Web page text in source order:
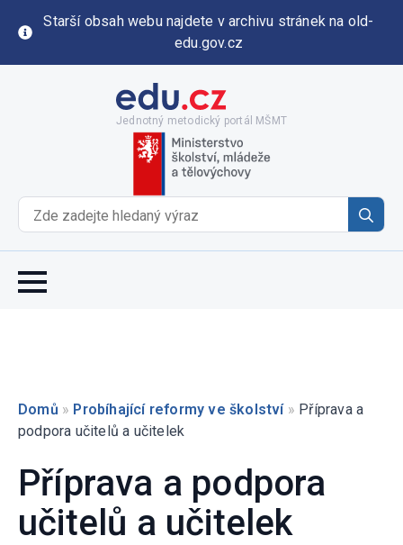
Starší obsah webu najdete v archivu stránek na old-
edu.gov.cz
Jednotný metodický portál MŠMT
for:
Domů » Probíhající reformy ve školství » Příprava a
podpora učitelů a učitelek
Příprava a podpora
učitelů a učitelek